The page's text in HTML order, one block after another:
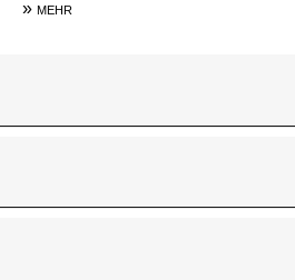
» mehr